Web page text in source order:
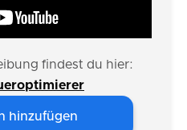
findest du hier:
hinzufügen